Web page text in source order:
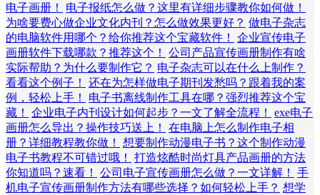
电子画册！
电子报纸怎么做？这里有详细步骤教你如何做！
为啥要费心做企业文化内刊？怎么做效果更好？ 做电子杂志
的电脑软件用哪个？给你推荐这个宝藏软件！
企业宣传电子
画册软件下载哪款？推荐这个！
公司产品宣传画册制作有啥
实际帮助？为什么要制作它？ 电子杂志可以在什么上制作？
看看这个例子！
还在为怎样做电子期刊发愁吗？跟着我的案
例，轻松上手！
电子书离线制作工具在哪？强烈推荐这个宝
藏！
企业电子内刊设计如何起步？一文了解全流程！
exe电子
画册怎么导出？操作技巧送上！
在电脑上怎么制作电子相
册？详细教程教你做！
想要制作动漫电子书？这个制作动漫
电子书教程不可错过哦！
打造炫酷时尚灯具产品画册的方法
你知道吗？速看！
公司电子宣传画册怎么做？一文详解！
手
机电子宣传画册制作方法有哪些选择？如何轻松上手？ 想学